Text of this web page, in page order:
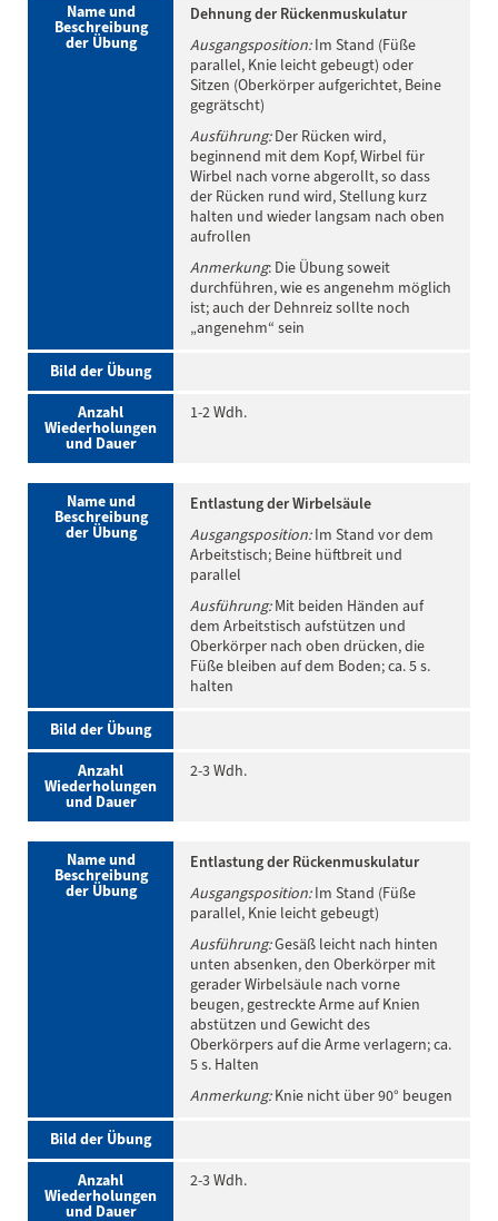
Name und
Beschreibung
der Übung
Dehnung der Rückenmuskulatur
Ausgangsposition:Im Stand (Füße
parallel, Knie leicht gebeugt) oder
Sitzen (Oberkörper aufgerichtet, Beine
gegrätscht)
Ausführung:Der Rücken wird,
beginnend mit dem Kopf, Wirbel für
Wirbel nach vorne abgerollt, so dass
der Rücken rund wird, Stellung kurz
halten und wieder langsam nach oben
aufrollen
Anmerkung: Die Übung soweit
durchführen, wie es angenehm möglich
ist; auch der Dehnreiz sollte noch
„angenehm“ sein
Bild der Übung
Anzahl
Wiederholungen
und Dauer
1-2 Wdh.
Name und
Beschreibung
der Übung
Entlastung der Wirbelsäule
Ausgangsposition:Im Stand vor dem
Arbeitstisch; Beine hüftbreit und
parallel
Ausführung:Mit beiden Händen auf
dem Arbeitstisch aufstützen und
Oberkörper nach oben drücken, die
Füße bleiben auf dem Boden; ca. 5 s.
halten
Bild der Übung
Anzahl
Wiederholungen
und Dauer
2-3 Wdh.
Name und
Beschreibung
der Übung
Entlastung der Rückenmuskulatur
Ausgangsposition:Im Stand (Füße
parallel, Knie leicht gebeugt)
Ausführung:Gesäß leicht nach hinten
unten absenken, den Oberkörper mit
gerader Wirbelsäule nach vorne
beugen, gestreckte Arme auf Knien
abstützen und Gewicht des
Oberkörpers auf die Arme verlagern; ca.
5 s. Halten
Anmerkung:Knie nicht über 90° beugen
Bild der Übung
Anzahl
Wiederholungen
und Dauer
2-3 Wdh.